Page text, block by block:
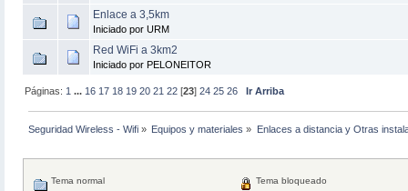
Enlace a 3,5km
Iniciado por URM
Red WiFi a 3km2
Iniciado por PELONEITOR
Páginas: 1 ... 16 17 18 19 20 21 22 [23]24 25 26 Ir Arriba
Seguridad Wireless - Wifi » Equipos y materiales » Enlaces a distancia y Otras
Tema normal Tema bloqueado